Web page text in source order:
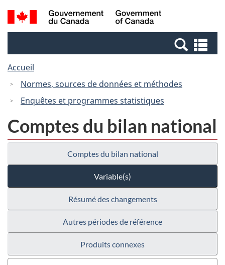
Passer
au
Passer
à
Canada
Recherche
et
et
Accueil
Normes, sources de données et méthodes
Enquêtes et programmes statistiques
Comptes du bilan national
Comptes du bilan national
Variable(s)
Résumé des changements
Autres périodes de référence
Produits connexes